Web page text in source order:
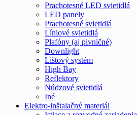
Prachotesné LED svietidlá
LED panely
Prachotesné svietidlá
Líniové svietidlá
Plafóny (aj pivničné)
Downlight
Lištový systém
High Bay
Reflektory
Núdzové svietidlá
Iné
Elektro-inštalačný materiál